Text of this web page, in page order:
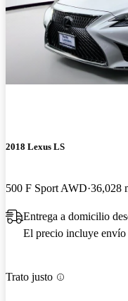
2018 Lexus LS
500 F Sport AWD 36,028
Entrega a domicilio
El precio incluye envío
Trato justo